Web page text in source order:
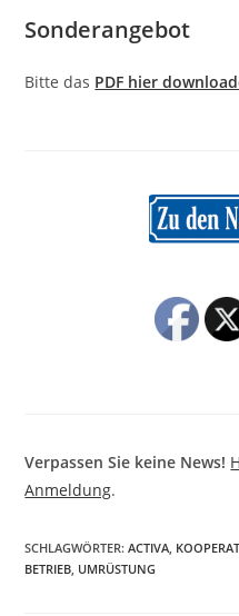
Sonderangebot
Bitte das PDF hier
Verpassen Sie keine News!
Anmeldung.
SCHLAGWÖRTER:ACTIVA,
BETRIEB, UMRÜSTUNG